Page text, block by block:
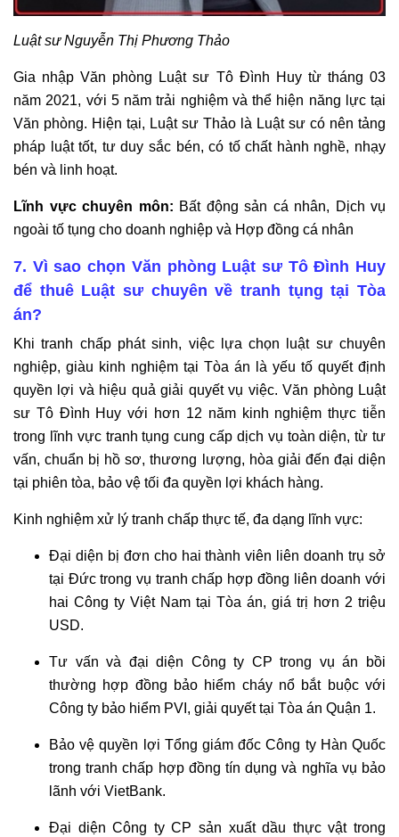
Luật sư Nguyễn Thị Phương Thảo
Gia nhập Văn phòng Luật sư Tô Đình Huy từ tháng 03
năm 2021, với 5 năm trải nghiệm và thể hiện năng lực tại
Văn phòng. Hiện tại, Luật sư Thảo là Luật sư có nên tảng
pháp luật tốt, tư duy sắc bén, có tố chất hành nghề, nhạy
bén và linh hoạt.
Lĩnh vực chuyên môn: Bất động sản cá nhân, Dịch vụ
ngoài tố tụng cho doanh nghiệp và Hợp đồng cá nhân
7. Vì sao chọn Văn phòng Luật sư Tô Đình Huy
để thuê Luật sư chuyên về tranh tụng tại Tòa
án?
Khi tranh chấp phát sinh, việc lựa chọn luật sư chuyên
nghiệp, giàu kinh nghiệm tại Tòa án là yếu tố quyết định
quyền lợi và hiệu quả giải quyết vụ việc. Văn phòng Luật
sư Tô Đình Huy với hơn 12 năm kinh nghiệm thực tiễn
trong lĩnh vực tranh tụng cung cấp dịch vụ toàn diện, từ tư
vấn, chuẩn bị hồ sơ, thương lượng, hòa giải đến đại diện
tại phiên tòa, bảo vệ tối đa quyền lợi khách hàng.
Kinh nghiệm xử lý tranh chấp thực tế, đa dạng lĩnh vực:
Đại diện bị đơn cho hai thành viên liên doanh trụ sở
tại Đức trong vụ tranh chấp hợp đồng liên doanh với
hai Công ty Việt Nam tại Tòa án, giá trị hơn 2 triệu
USD.
Tư vấn và đại diện Công ty CP trong vụ án bồi
thường hợp đồng bảo hiểm cháy nổ bắt buộc với
Công ty bảo hiểm PVI, giải quyết tại Tòa án Quận 1.
Bảo vệ quyền lợi Tổng giám đốc Công ty Hàn Quốc
trong tranh chấp hợp đồng tín dụng và nghĩa vụ bảo
lãnh với VietBank.
Đại diện Công ty CP sản xuất dầu thực vật trong